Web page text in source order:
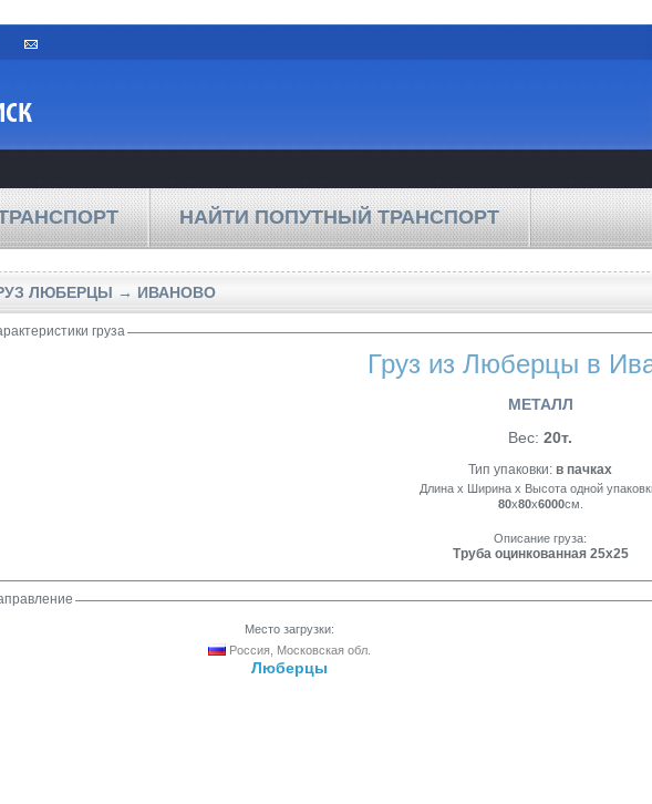
НАЙТИ ПОПУТНЫЙ ТРАНСПОРТ
ЛЮБЕРЦЫ → ИВАНОВО
груза
Груз из Люберцы в
МЕТАЛЛ
Вес: 20т.
Тип упаковки: в пачках
Длина x Ширина x Высота одной
80x80x6000см.
Описание груза:
Труба оцинкованная 25х25
Место загрузки:
Россия, Московская обл.
Люберцы